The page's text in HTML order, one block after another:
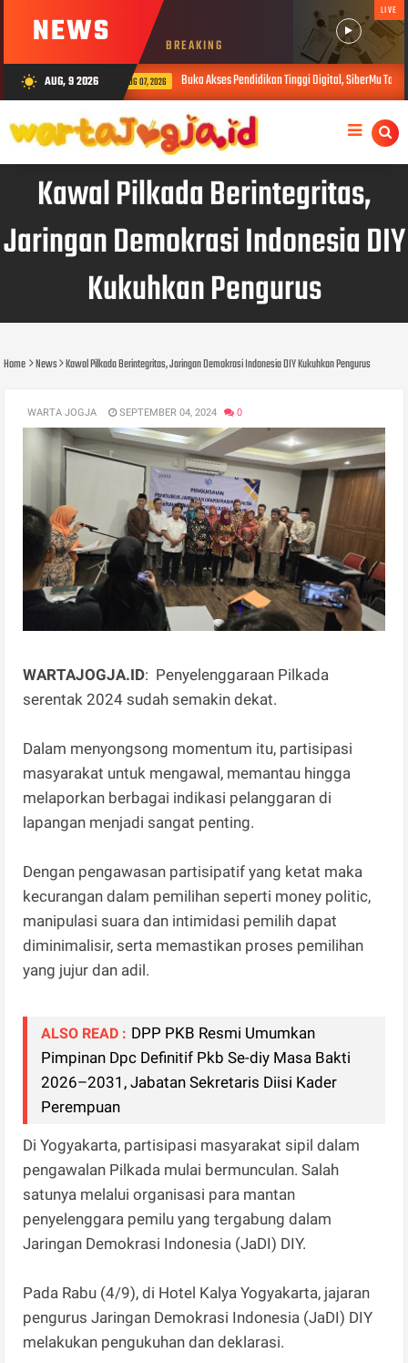
NEWS BREAKING
LIVE
wb_sunny AUG, 9 2026
AUG 07, 2026 Buka Akses Pendidikan Tinggi Digital, SiberMu Tawarkan
Kawal Pilkada Berintegritas,
Jaringan Demokrasi Indonesia DIY
Kukuhkan Pengurus
Home News Kawal Pilkada Berintegritas, Jaringan Demokrasi Indonesia DIY Kukuhkan Pengurus
WARTA JOGJA SEPTEMBER 04, 2024 0
WARTAJOGJA.ID: Penyelenggaraan Pilkada
serentak 2024 sudah semakin dekat.
Dalam menyongsong momentum itu, partisipasi
masyarakat untuk mengawal, memantau hingga
melaporkan berbagai indikasi pelanggaran di
lapangan menjadi sangat penting.
Dengan pengawasan partisipatif yang ketat maka
kecurangan dalam pemilihan seperti money politic,
manipulasi suara dan intimidasi pemilih dapat
diminimalisir, serta memastikan proses pemilihan
yang jujur dan adil.
ALSO READ : DPP PKB Resmi Umumkan
Pimpinan Dpc Definitif Pkb Se-diy Masa Bakti
2026–2031, Jabatan Sekretaris Diisi Kader
Perempuan
Di Yogyakarta, partisipasi masyarakat sipil dalam
pengawalan Pilkada mulai bermunculan. Salah
satunya melalui organisasi para mantan
penyelenggara pemilu yang tergabung dalam
Jaringan Demokrasi Indonesia (JaDI) DIY.
Pada Rabu (4/9), di Hotel Kalya Yogyakarta, jajaran
pengurus Jaringan Demokrasi Indonesia (JaDI) DIY
melakukan pengukuhan dan deklarasi.